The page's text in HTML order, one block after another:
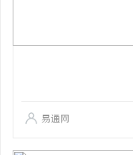
易通网